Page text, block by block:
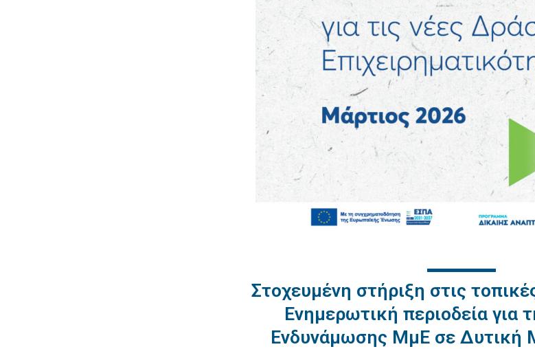
Στοχευμένη στήριξη στις
Ενημερωτική περιοδεία για
Ενδυνάμωσης ΜμΕ σε Δυτική